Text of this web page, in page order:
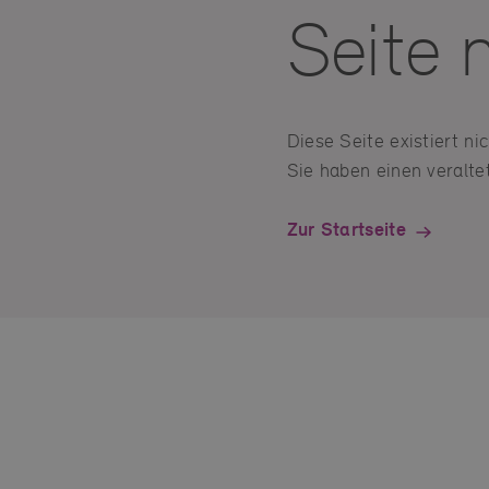
Seite
Diese Seite existiert
Sie haben einen
Zur Startseite